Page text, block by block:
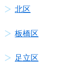
北区
板橋区
足立区